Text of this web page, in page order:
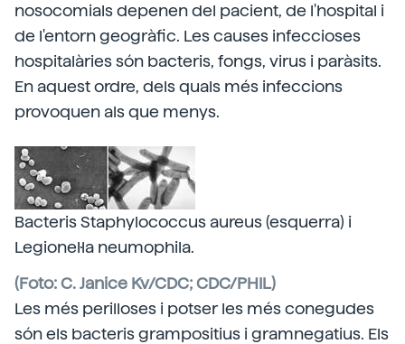
nosocomials depenen del pacient, de l'hospital i
de l'entorn geogràfic. Les causes infeccioses
hospitalàries són bacteris, fongs, virus i paràsits.
En aquest ordre, dels quals més infeccions
provoquen als que menys.
Bacteris Staphylococcus aureus (esquerra) i
Legionel·la neumophila.
(Foto: C. Janice Kv/CDC; CDC/PHIL)
Les més perilloses i potser les més conegudes
són els bacteris grampositius i gramnegatius. Els